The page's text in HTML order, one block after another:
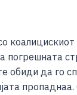
погрешната
обиди да го